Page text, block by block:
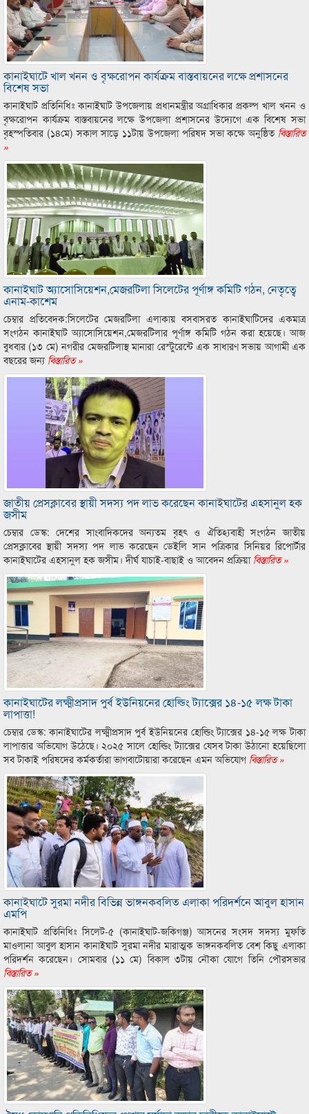
কানাইঘাটে খাল খনন ও বৃক্ষরোপন কার্যক্রম বাস্তবায়নের লক্ষে প্রশাসনের
বিশেষ সভা
কানাইঘাট প্রতিনিধিঃ কানাইঘাট উপজেলায় প্রধানমন্ত্রীর অগ্রাধিকার প্রকল্প খাল খনন ও
বৃক্ষরোপন কার্যক্রম বাস্তবায়নের লক্ষে উপজেলা প্রশাসনের উদ্যেগে এক বিশেষ সভা
বৃহস্পতিবার (১৪মে) সকাল সাড়ে ১১টায় উপজেলা পরিষদ সভা কক্ষে অনুষ্ঠিতবিস্তারিত
»
কানাইঘাট অ্যাসোসিয়েশন,মেজরটিলা সিলেটের পূর্ণাঙ্গ কমিটি গঠন, নেতৃত্বে
এনাম-কাশেম
চেম্বার প্রতিবেদক:সিলেটের মেজরটিলা এলাকায় বসবাসরত কানাইঘাটিদের একমাত্র
সংগঠন কানাইঘাট অ্যাসোসিয়েশন,মেজরটিলার পূর্ণাঙ্গ কমিটি গঠন করা হয়েছে। আজ
বুধবার (১৩ মে) নগরীর মেজরটিলাস্থ মানারা রেস্টুরেন্টে এক সাধারণ সভায় আগামী এক
বছরের জন্য বিস্তারিত »
জাতীয় প্রেসক্লাবের স্থায়ী সদস্য পদ লাভ করেছেন কানাইঘাটের এহসানুল হক
জসীম
চেম্বার ডেস্ক: দেশের সাংবাদিকদের অন্যতম বৃহৎ ও ঐতিহ্যবাহী সংগঠন জাতীয়
প্রেসক্লাবের স্থায়ী সদস্য পদ লাভ করেছেন ডেইলি সান পত্রিকার সিনিয়র রিপোর্টার
কানাইঘাটের এহসানুল হক জসীম। দীর্ঘ যাচাই-বাছাই ও আবেদন প্রক্রিয়াবিস্তারিত »
কানাইঘাটের লক্ষ্মীপ্রসাদ পুর্ব ইউনিয়নের হোল্ডিং ট্যাক্সের ১৪-১৫ লক্ষ টাকা
লাপাত্তা!
চেম্বার ডেস্ক: কানাইঘাটের লক্ষ্মীপ্রসাদ পুর্ব ইউনিয়নের হোল্ডিং ট্যাক্সের ১৪-১৫ লক্ষ টাকা
লাপাত্তার অভিযোগ উঠেছে। ২০২৫ সালে হোল্ডিং ট্যাক্সের যেসব টাকা উঠানো হয়েছিলো
সব টাকাই পরিষদের কর্মকর্তারা ভাগবাটোয়ারা করেছেন এমন অভিযোগবিস্তারিত »
কানাইঘাটে সুরমা নদীর বিভিন্ন ভাঙ্গনকবলিত এলাকা পরিদর্শনে আবুল হাসান
এমপি
কানাইঘাট প্রতিনিধিঃ সিলেট-৫ (কানাইঘাট-জকিগঞ্জ) আসনের সংসদ সদস্য মুফতি
মাওলানা আবুল হাসান কানাইঘাট সুরমা নদীর মারাত্মক ভাঙ্গনকবলিত বেশ কিছু এলাকা
পরিদর্শন করেছেন। সোমবার (১১ মে) বিকাল ৩টায় নৌকা যোগে তিনি পৌরসভার
বিস্তারিত »